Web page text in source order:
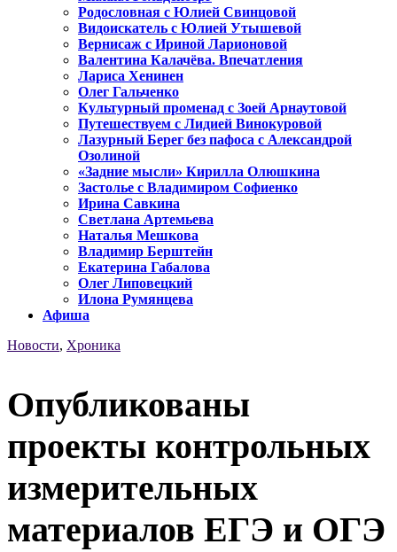
Родословная с Юлией Свинцовой
Видоискатель с Юлией Утышевой
Вернисаж с Ириной Ларионовой
Валентина Калачёва. Впечатления
Лариса Хенинен
Олег Гальченко
Культурный променад с Зоей Арнаутовой
Путешествуем с Лидией Винокуровой
Лазурный Берег без пафоса с Александрой
Озолиной
«Задние мысли» Кирилла Олюшкина
Застолье с Владимиром Софиенко
Ирина Савкина
Светлана Артемьева
Наталья Мешкова
Владимир Берштейн
Екатерина Габалова
Олег Липовецкий
Илона Румянцева
Афиша
Новости, Хроника
Опубликованы
проекты контрольных
измерительных
материалов ЕГЭ и ОГЭ